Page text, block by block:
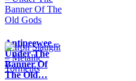
Antipeewee –
Under The
Banner Of
The Old…